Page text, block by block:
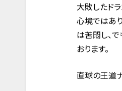
大敗したド
心境ではあ
は苦悶し、
おります。
直球の王道